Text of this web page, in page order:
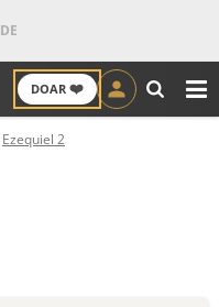
DOAR ❤️
Ezequiel 2